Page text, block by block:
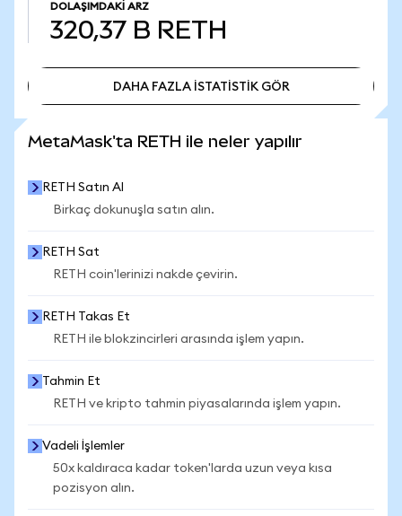
DOLAŞIMDAKI ARZ
320,37 B RETH
DAHA FAZLA İSTATİSTİK GÖR
MetaMask'ta RETH ile neler yapılır
RETH Satın Al
Birkaç dokunuşla satın alın.
RETH Sat
RETH coin'lerinizi nakde çevirin.
RETH Takas Et
RETH ile blokzincirleri arasında işlem yapın.
Tahmin Et
RETH ve kripto tahmin piyasalarında işlem yapın.
Vadeli İşlemler
50x kaldıraca kadar token'larda uzun veya kısa
pozisyon alın.